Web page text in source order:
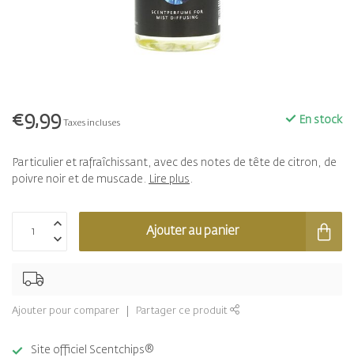
€9,99 Taxes incluses En stock
Particulier et rafraîchissant, avec des notes de tête de citron, de
poivre noir et de muscade. Lire plus .
Ajouter au panier
Ajouter pour comparer Partager ce produit
Site officiel Scentchips®